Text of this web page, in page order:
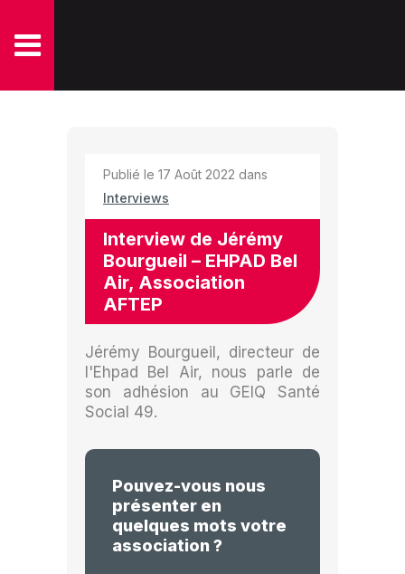
Publié le 17 Août 2022 dans
Interviews
Interview de Jérémy
Bourgueil – EHPAD Bel
Air, Association
AFTEP
Jérémy Bourgueil, directeur de
l'Ehpad Bel Air, nous parle de
son adhésion au GEIQ Santé
Social 49.
Pouvez-vous nous
présenter en
quelques mots votre
association ?